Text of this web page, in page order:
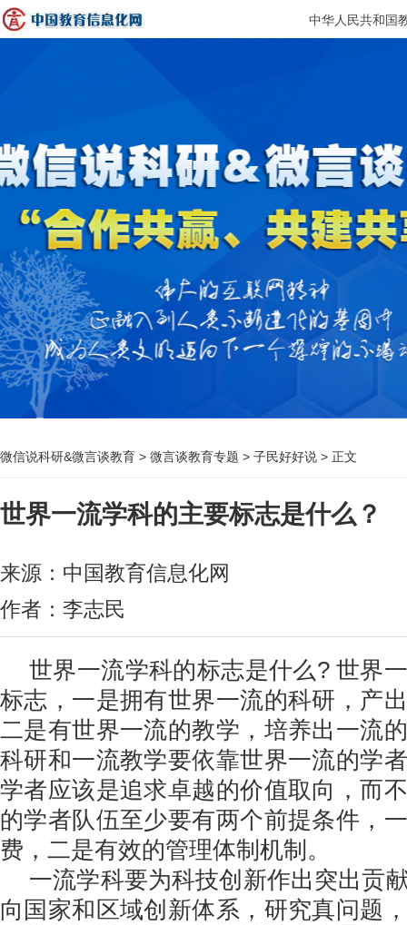
中华人民共和国
微信说科研&微言谈教育 > 微言谈教育专题 > 子民好好说 > 正文
世界一流学科的主要标志是什么？
来源：中国教育信息化网
作者：李志民
世界一流学科的标志是什么? 世界
标志，一是拥有世界一流的科研，产
二是有世界一流的教学，培养出一流
科研和一流教学要依靠世界一流的学
学者应该是追求卓越的价值取向，而
的学者队伍至少要有两个前提条件，
费，二是有效的管理体制机制。
一流学科要为科技创新作出突出贡
向国家和区域创新体系，研究真问题